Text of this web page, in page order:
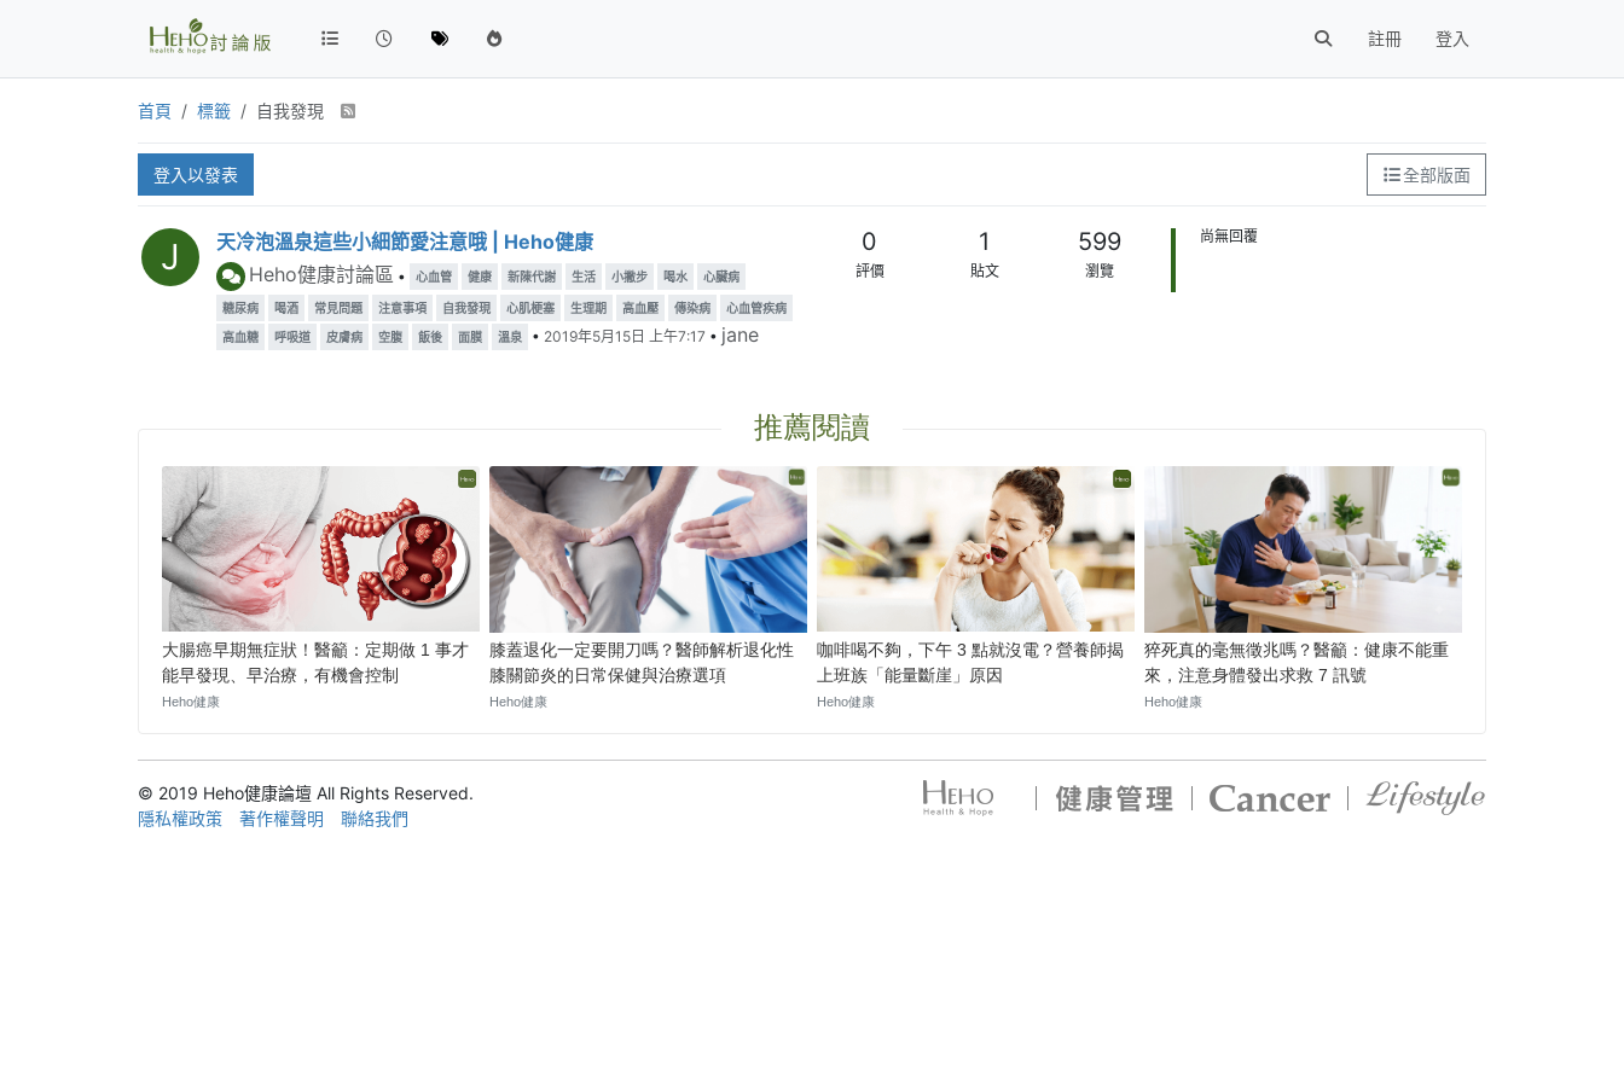
註冊 登入
首頁 標籤 自我發現
登入以發表 全部版面
J
天冷泡溫泉這些小細節愛注意哦 | Heho健康
Heho健康討論區 • 心血管 健康 新陳代謝 生活 小撇步 喝水 心臟病
糖尿病 喝酒 常見問題 注意事項 自我發現 心肌梗塞 生理期 高血壓 傳染病
心血管疾病
高血糖
呼吸道 皮膚病 空腹 飯後 面膜 溫泉 • 2019年5月15日 上午7:17 • jane
0
評價
1
貼文
599
瀏覽
尚無回覆
© 2019 Heho健康論壇 All Rights Reserved.
隱私權政策
著作權聲明 聯絡我們